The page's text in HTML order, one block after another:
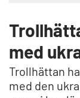
med
Trollhättan
med den